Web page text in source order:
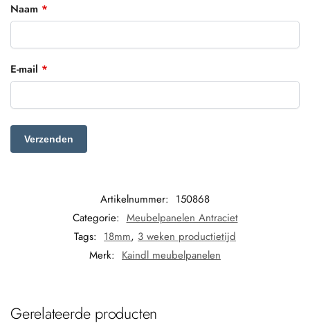
Naam *
E-mail *
Artikelnummer: 150868
Categorie: Meubelpanelen Antraciet
Tags: 18mm, 3 weken productietijd
Merk: Kaindl meubelpanelen
Gerelateerde producten